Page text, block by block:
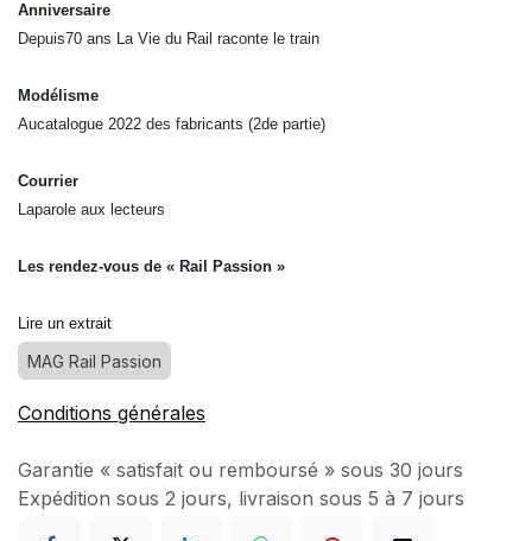
Anniversaire
Depuis70 ans La Vie du Rail raconte le train
Modélisme
Aucatalogue 2022 des fabricants (2de partie)
Courrier
Laparole aux lecteurs
Les rendez-vous de « Rail Passion »
Lire un extrait
MAG Rail Passion
Conditions générales
Garantie « satisfait ou remboursé » sous 30 jours
Expédition sous 2 jours, livraison sous 5 à 7 jours